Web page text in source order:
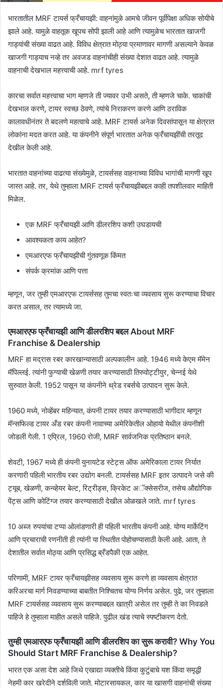
भारतातील MRF टायर्स फ्रँचायझी: वाहनांमुळे आमचे जीवन पूर्वीपेक्षा अधिक सोयीचे
झाले आहे. यामुळे वाहतूक खूपच सोपी झाली आहे आणि त्यामुळेच भारतात खाजगी
गाड्यांची संख्या वाढत आहे. विविध क्षेत्रात मोठ्या प्रमाणावर मागणी असल्याने केवळ
खाजगी गाड्याच नव्हे तर अवजड वाहनांचीही संख्या देशात वाढत आहे. त्यामुळे
वाहनाची देखभाल महत्त्वाची आहे. mrf tyres
कारचा सर्वात महत्त्वाचा भाग म्हणजे ती ज्यावर उभी असते, ती म्हणजे चाके. चाकांची
देखभाल करणे, टायर स्वच्छ ठेवणे, त्यांचे निराकरण करणे आणि ठराविक
कालावधीनंतर ते बदलणे महत्वाचे आहे. MRF टायर्स अनेक दिवसांपासून या क्षेत्रात
लोकांना मदत करत आहे. या कंपनीने संपूर्ण भारतात अनेक फ्रँचायझींची तरतूद
देखील केली आहे.
भारतात वाहनांच्या वाढत्या संख्येमुळे, टायर्ससह वाहनाच्या विविध भागांची मागणी खूप
जास्त आहे. तर, येथे तुम्हाला MRF टायर्स फ्रँचायझीबद्दल काही तपशीलवार माहिती
मिळेल.
एक MRF फ्रँचायझी आणि डीलरशिप कशी उघडायची
आवश्यकता काय आहेत?
एमआरएफ फ्रँचायझीची गुंतवणूक किंमत
संपर्क क्रमांक आणि पत्ता
म्हणून, जर तुम्ही एमआरएफ टायर्ससह तुमचा स्वतःचा व्यवसाय सुरू करण्याचा विचार
करत असाल, तर त्यामध्ये जा.
एमआरएफ फ्रँचायझी आणि डीलरशिप बद्दल About MRF
Franchise & Dealership
MRF हा मद्रास रबर कारखान्यासाठी अल्पकालीन आहे. 1946 मध्ये केएम मॅमेन
मॅपिल्लई. त्यांनी फुग्याची खेळणी तयार करण्यासाठी तिरुवोट्टीयुर, चेन्नई येथे
सुरुवात केली. 1952 पासून या कंपनीने थ्रेड रबर्सचे उत्पादन सुरू केले.
1960 मध्ये, नोव्हेंबर महिन्यात, कंपनी टायर तयार करण्यासाठी भागीदार म्हणून
मॅन्सफिल्ड टायर अँड रबर कंपनी नावाच्या अमेरिकेतील ओहायो येथील कंपनीशी
जोडली गेली. 1 एप्रिल, 1960 रोजी, MRF सार्वजनिक प्रतिष्ठान बनले.
शेवटी, 1967 मध्ये ही कंपनी युनायटेड स्टेट्स ऑफ अमेरिकाला टायर निर्यात
करणारी पहिली भारतीय रबर उद्योग बनली. टायर्ससह MRF इतर उत्पादने जसे की
ट्यूब, खेळणी, कन्व्हेयर बेल्ट, रिट्रीड्स, क्रिकेट अॅक्सेसरीज, तसेच औद्योगिक
पेंट्स आणि कोटिंग्ज तयार करण्यासाठी देखील ओळखले जाते. mrf tyres
10 अब्ज रुपयांचा टप्पा ओलांडणारी ही पहिली भारतीय कंपनी आहे. योग्य मार्केटिंग
आणि प्रचाराची रणनीती ही त्यांनी या स्थितीत पोहोचण्यासाठी केली आहे. आता, ते
देशातील सर्वात मोठ्या आणि प्रसिद्ध ब्रँडपैकी एक आहेत.
परिणामी, MRF टायर फ्रँचायझीसह व्यवसाय सुरू करणे हा व्यवसाय क्षेत्रात
करिअरचा मार्ग निवडण्याच्या बाबतीत निश्चितच योग्य निर्णय असेल. पुढे, जर तुम्हाला
MRF टायर्ससह व्यवसाय सुरू करण्याबद्दल खात्री असेल तर तुम्ही ते का निवडले
पाहिजे हे तुम्हाला माहीत असले पाहिजे. पुढील खंड त्याचे स्पष्टीकरण देतो.
तुम्ही एमआरएफ फ्रँचायझी आणि डीलरशिप का सुरू करावी? Why You
Should Start MRF Franchise & Dealership?
भारत एक असा देश आहे जिथे एखाद्या व्यक्तीचे किंवा कुटुंबाचे यश किंवा समृद्धी
नेहमी कार खरेदीने दर्शविली जाते. मोटारसायकल, कार या खासगी वाहनांची संख्या